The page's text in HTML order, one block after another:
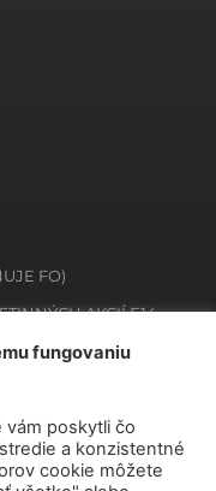
FO)
AKCIÍ E14
CP E12
fungovaniu
vám poskytli čo
a konzistentné
cookie môžete